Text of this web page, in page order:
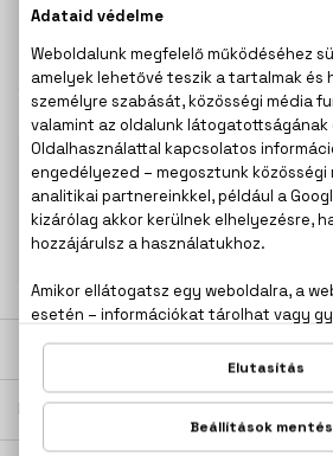
KAPCSOLÓDÓ TERMÉKEK
100% eredeti termékek,14 napos
garanciával
Kérdésed van, elakadtál? Hívd
20 267 5125
LEÍRÁS
ÉRTÉKELÉSEK (0)